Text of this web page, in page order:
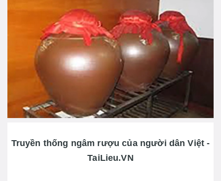
Truyền thống ngâm rượu của người dân Việt -
TaiLieu.VN